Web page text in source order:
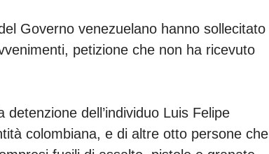
Governo venezuelano hanno sollecitato
petizione che non ha ricevuto
dell’individuo Luis Felipe
colombiana, e di altre otto persone che